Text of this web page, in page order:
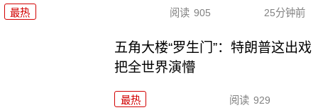
最热 阅读 905 25分钟前
五角大楼“罗生门”：特朗普这出戏
把全世界演懵
最热 阅读 929